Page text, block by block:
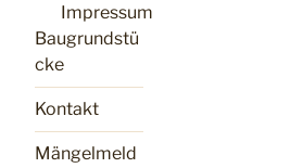
Impressum
Baugrundstü
cke
Kontakt
Mängelmeld